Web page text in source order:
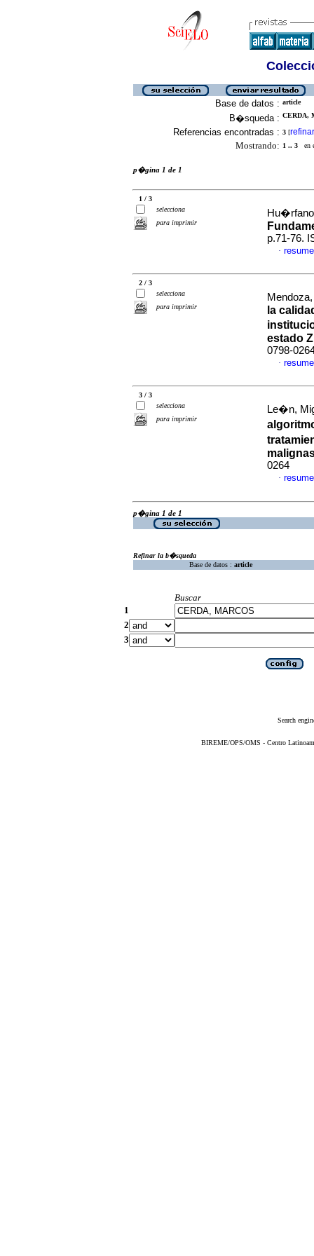
Base de datos : article
B�squeda : CERDA,
Referencias encontradas : 3 [refinar
Mostrando: 1 .. 3 en
p�gina 1 de 1
1 / 3
selecciona
para imprimir
p.71-76.
·
2 / 3
selecciona
para imprimir
la
estado
0798-
·
3 / 3
selecciona
para imprimir
Le�n,
0264
·
p�gina 1 de 1
Refinar la b�squeda
Base de datos : article
Buscar
1
2
3
Search
BIREME/OPS/OMS - Centro